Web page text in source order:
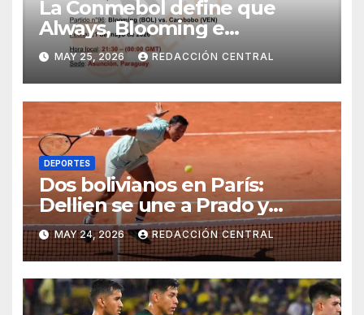
La Conmebol define que
Always, Blooming e
Independiente reciban a sus
rivales en Asunción, por los
conflictos
MAY 25, 2026 REDACCIÓN CENTRAL
DEPORTES
Dos bolivianos en París:
Dellien se une a Prado y
también clasifica a Roland
Garros 2026
MAY 24, 2026 REDACCIÓN CENTRAL